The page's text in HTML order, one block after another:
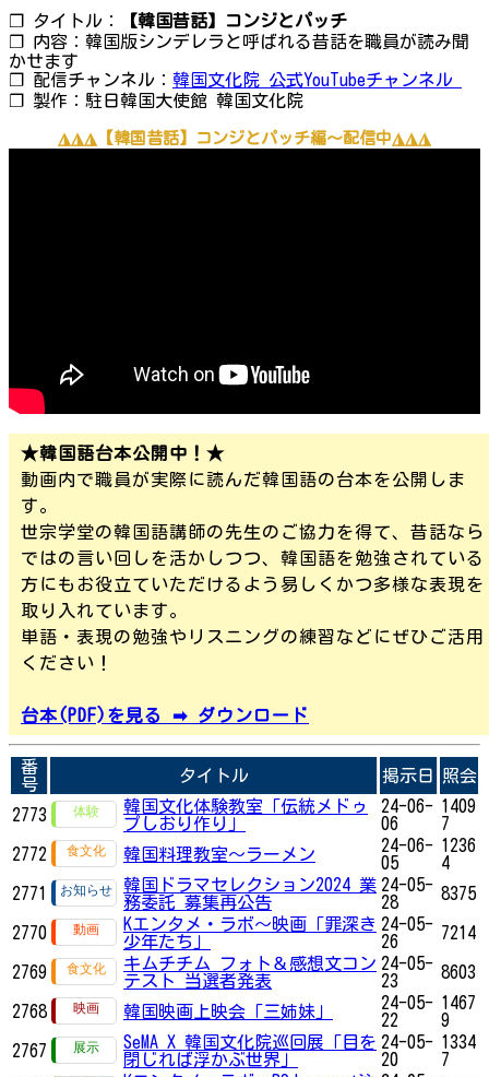
❐ タイトル：
【韓国昔話】コンジとパッチ
❐ 内容：韓国版シンデレラと呼ばれる昔話を職員が読み聞
かせます
❐ 配信チャンネル： 韓国文化院 公式YouTubeチャンネル
❐ 製作：駐日韓国大使館 韓国文化院
◮◮◮【韓国昔話】コンジとパッチ編～配信中◮◮◮
★韓国語台本公開中！★
動画内で職員が実際に読んだ韓国語の台本を公開しま
す。
世宗学堂の韓国語講師の先生のご協力を得て、昔話なら
ではの言い回しを活かしつつ、韓国語を勉強されている
方にもお役立ていただけるよう易しくかつ多様な表現を
取り入れています。
単語・表現の勉強やリスニングの練習などにぜひご活用
ください！
台本(PDF)を見る ➡ ダウンロード
番
号
タイトル 掲示日 照会
2773
韓国文化体験教室「伝統メドゥ
プしおり作り」
24-06-
06
1409
7
2772
韓国料理教室～ラーメン
24-06-
05
1236
4
2771
韓国ドラマセレクション2024 業
務委託 募集再公告
24-05-
28
8375
2770
Kエンタメ・ラボ～映画「罪深き
少年たち」
24-05-
26
7214
2769
キムチチム フォト＆感想文コン
テスト 当選者発表
24-05-
23
8603
2768 韓国映画上映会「三姉妹」
24-05-
22
1467
9
2767
SeMA X 韓国文化院巡回展「目を
閉じれば浮かぶ世界」
24-05-
20
1334
7